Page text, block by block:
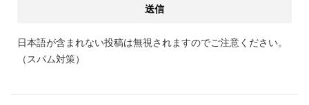
日本語が含まれない投稿は無視されますのでご注意ください。
（スパム対策）